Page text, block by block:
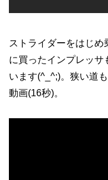
ストライダーをはじ
に買ったインプレッサ
います(^_^;)。狭い道
動画(16秒)。